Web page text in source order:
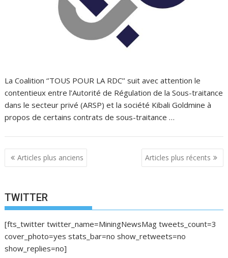
La Coalition ‘’TOUS POUR LA RDC’’ suit avec attention le
contentieux entre l’Autorité de Régulation de la Sous-traitance
dans le secteur privé (ARSP) et la société Kibali Goldmine à
propos de certains contrats de sous-traitance …
N
a
i
g
a
t
i
Articles plus anciens Articles plus récents
TWITTER
[fts_twitter twitter_name=MiningNewsMag tweets_count=3
cover_photo=yes stats_bar=no show_retweets=no
show_replies=no]